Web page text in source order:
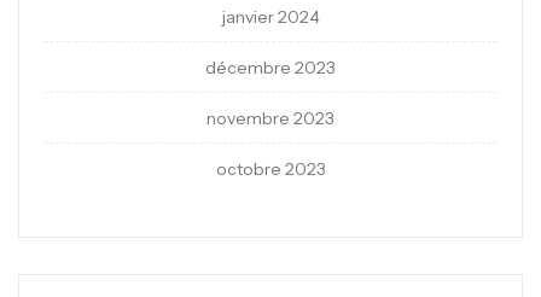
janvier 2024
décembre 2023
novembre 2023
octobre 2023